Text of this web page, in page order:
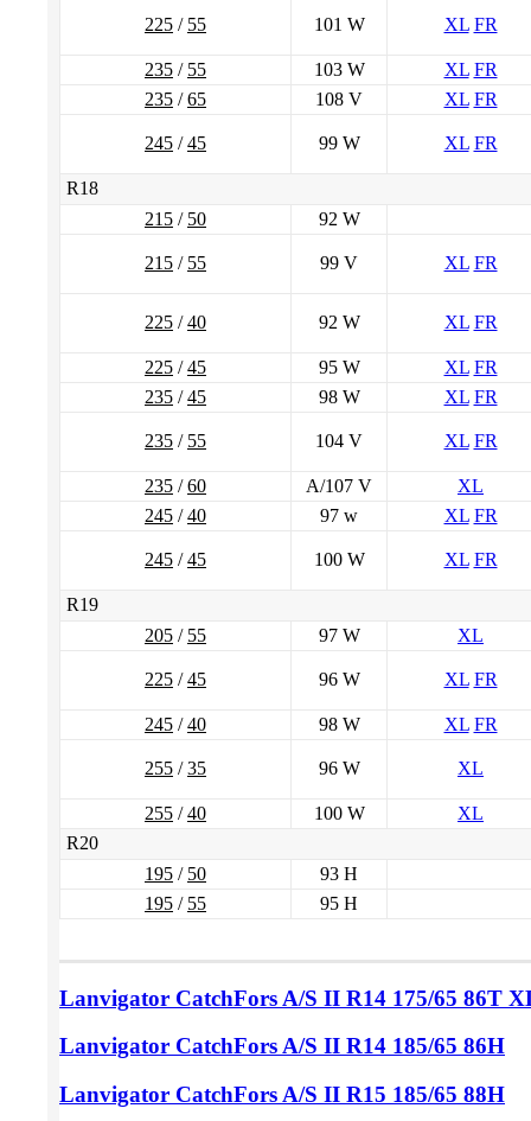
225 / 55 101 W XL FR
235 / 55 103 W XL FR
235 /65 108 V XL FR
245 /45 99 W XL FR
R18
215 / 50 92 W
215 / 55 99 V XL FR
225 /40 92 W XL FR
225 /45 95 W XL FR
235 /45 98 W XL FR
235 / 55 104 V XL FR
235 /60 A/107 V
XL
245 /40 97 w XL FR
245 /45 100 W XL FR
R19
205 / 55 97 W XL
225 /45 96 W XL FR
245 /40 98 W XL FR
255 /35 96 W XL
255 /40 100 W
XL
R20
195 / 50
93 H
195 / 55 95 H
Lanvigator CatchFors A/S II R14 175/65 86T
Lanvigator CatchFors A/S II R14 185/65 86H
Lanvigator CatchFors A/S II R15 185/65 88H